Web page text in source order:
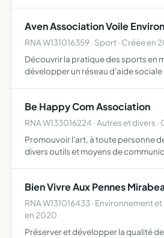
Aven Association Voile
RNA W131016359 · Sport · Créée en
Découvrir la pratique des sports en
développer un réseau d'aide
o…
Be Happy Com Association
RNA W133016224 · Autres et divers ·
Promouvoir l'art, à toute personne
divers outils et moyens de
Bien Vivre Aux Pennes
RNA W131016433 · Environnement
en 2020
Préserver et développer la qualité